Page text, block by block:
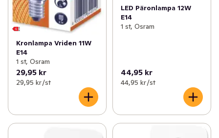
Kronlampa Vriden 11W
E14
1 st, Osram
29,95 kr
29,95 kr /st
LED Päronlampa 12W
E14
1 st, Osram
44,95 kr
44,95 kr /st